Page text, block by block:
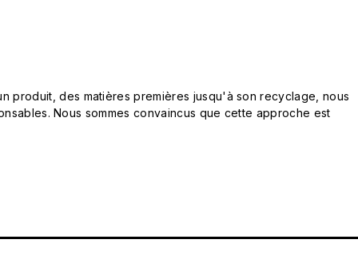
produit, des matières premières jusqu'à son recyclage, nous
Nous sommes convaincus que cette approche est